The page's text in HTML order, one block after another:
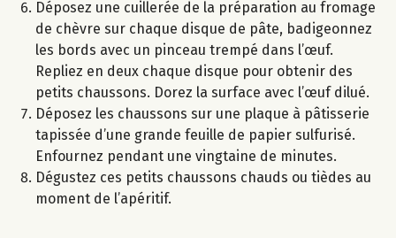
Déposez une cuillerée de la préparation au fromage
de chèvre sur chaque disque de pâte, badigeonnez
les bords avec un pinceau trempé dans l’œuf.
Repliez en deux chaque disque pour obtenir des
petits chaussons. Dorez la surface avec l’œuf dilué.
Déposez les chaussons sur une plaque à pâtisserie
tapissée d’une grande feuille de papier sulfurisé.
Enfournez pendant une vingtaine de minutes.
Dégustez ces petits chaussons chauds ou tièdes au
moment de l’apéritif.